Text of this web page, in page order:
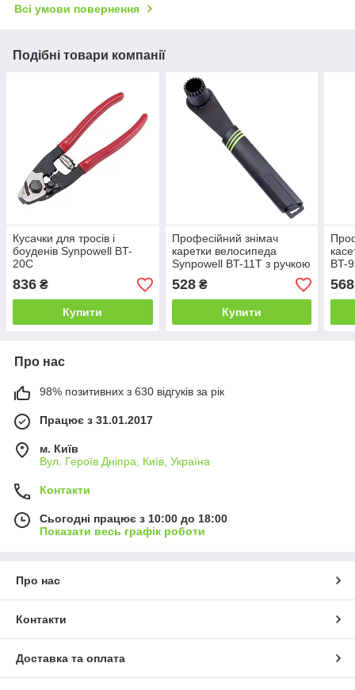
Всі умови повернення
Подібні товари компанії
Кусачки для тросів і
боуденів Synpowell BT-
20C
836 ₴
Купити
Професійний знімач
каретки велосипеда
Synpowell BT-11T з ручкою
528₴
Купити
BT-
568
Про нас
98% позитивних з 630 відгуків за рік
Працює з 31.01.2017
м. Київ
Вул. Героїв Дніпра, Київ, Україна
Контакти
Сьогодні працює з 10:00 до 18:00
Показати весь графік роботи
Про нас
Контакти
Доставка та оплата